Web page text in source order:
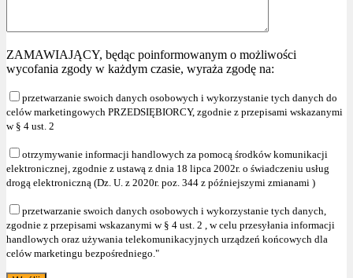
ZAMAWIAJĄCY, będąc poinformowanym o możliwości
wycofania zgody w każdym czasie, wyraża zgodę na:
przetwarzanie swoich danych osobowych i wykorzystanie tych danych do
celów marketingowych PRZEDSIĘBIORCY, zgodnie z przepisami wskazanymi
w § 4 ust. 2
otrzymywanie informacji handlowych za pomocą środków komunikacji
elektronicznej, zgodnie z ustawą z dnia 18 lipca 2002r. o świadczeniu usług
drogą elektroniczną (Dz. U. z 2020r. poz. 344 z późniejszymi zmianami )
przetwarzanie swoich danych osobowych i wykorzystanie tych danych,
zgodnie z przepisami wskazanymi w § 4 ust. 2 , w celu przesyłania informacji
handlowych oraz używania telekomunikacyjnych urządzeń końcowych dla
celów marketingu bezpośredniego."